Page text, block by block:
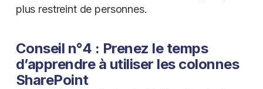
plus restreint de personnes.
Conseil n°4 : Prenez le temps
d’apprendre à utiliser les colonnes
SharePoint